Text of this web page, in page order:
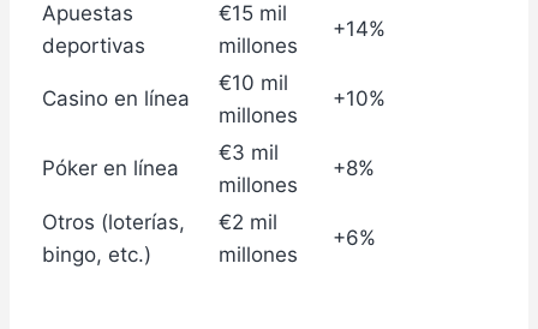
Apuestas
deportivas
€15 mil
millones
+14%
Casino en línea
€10 mil
millones
+10%
Póker en línea
€3 mil
millones
+8%
Otros (loterías,
bingo, etc.)
€2 mil
millones
+6%